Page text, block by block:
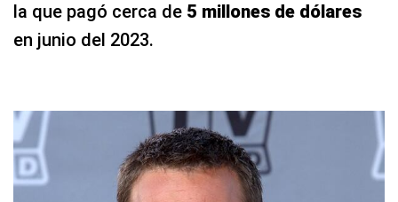
la que pagó cerca de 5 millones de dólares
en junio del 2023.